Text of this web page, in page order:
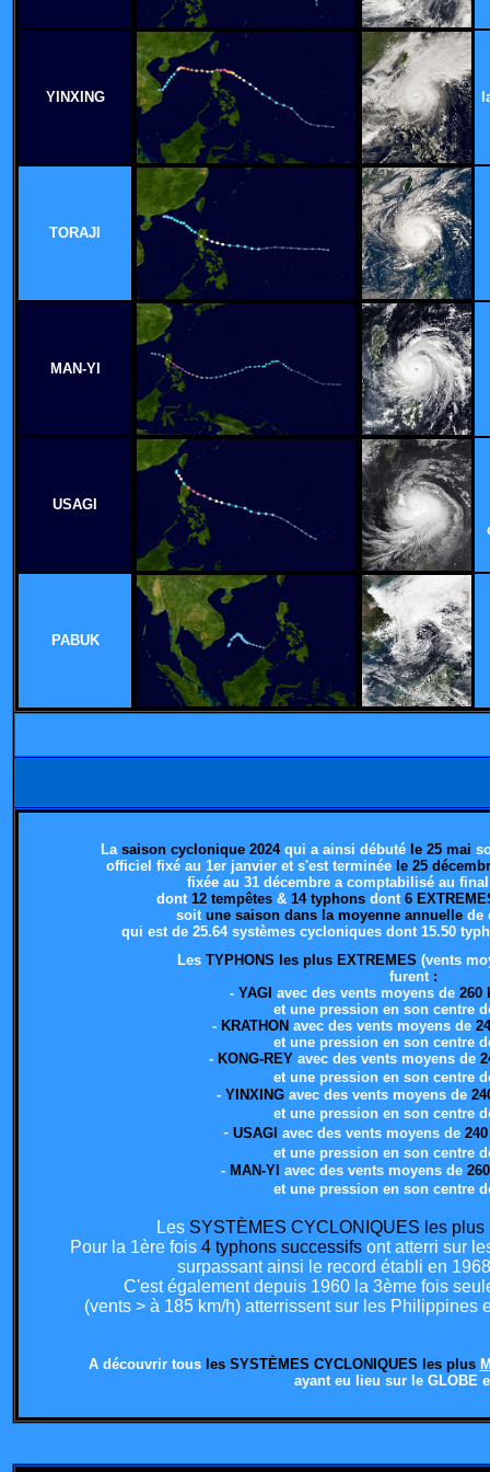
YINXING
TORAJI
MAN-YI
USAGI
PABUK
La saison cyclonique 2024qui a ainsi débuté le 25 mai
officiel fixé au 1er janvier et s'est terminée le 25
fixée au 31 décembre a comptabilisé au
dont 12 tempêtes &14 typhons dont6
soit une saison dans la moyenne annuelle de
qui est de 25.64 systèmes cycloniques dont 15.50
Les TYPHONS les plus EXTREMES (vents
furent :
- YAGI avec des vents moyens de 260
et une pression en son centre
- KRATHON avec des vents moyens de
et une pression en son centre
- KONG-REYavec des vents moyens de
et une pression en son centre
- YINXING avec des vents moyens de
et une pression en son centre
- USAGI avec des vents moyens de
et une pression en son centre
- MAN-YI avec des vents moyens de
et une pression en son centre
Les SYSTÈMES CYCLONIQUES les
Pour la 1ère fois 4 typhons successifsont atterri sur
surpassant ainsi le record établi en
C'est également depuis 1960 la 3ème fois
(vents > à 185 km/h) atterrissent sur les Philippines
A découvrir tous les SYSTÈMES CYCLONIQUES les plus
ayant eu lieu sur le GLOBE